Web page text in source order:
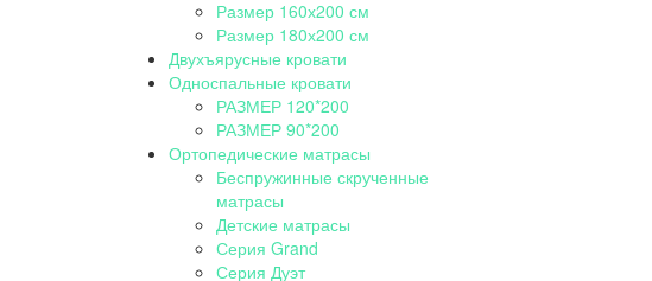
Размер 160х200 см
Размер 180х200 см
Двухъярусные кровати
Односпальные кровати
РАЗМЕР 120*200
РАЗМЕР 90*200
Ортопедические матрасы
Беспружинные скрученные
матрасы
Детские матрасы
Серия Grand
Серия Дуэт